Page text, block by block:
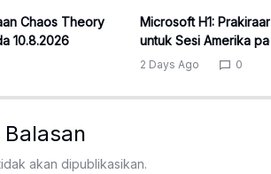
Chaos Theory
10.8.2026
Microsoft H1:
untuk Sesi Amerika
2 Days Ago 0
akan dipublikasikan.